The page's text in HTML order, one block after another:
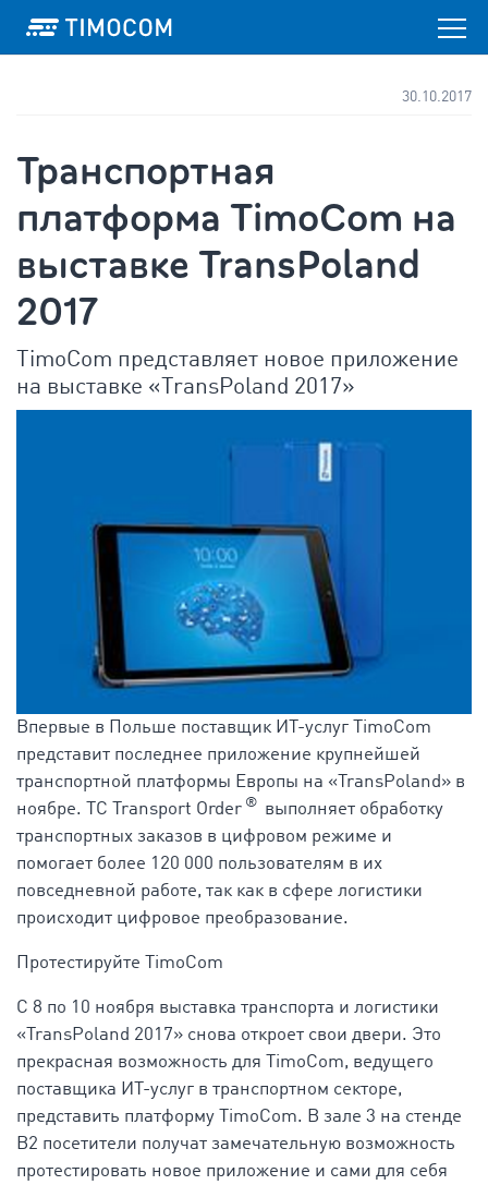
30.10.2017
Транспортная
платформа TimoCom на
выставке TransPoland
2017
TimoCom представляет новое приложение
на выставке «TransPoland 2017»
Впервые в Польше поставщик ИТ-услуг TimoCom
представит последнее приложение крупнейшей
транспортной платформы Европы на «TransPoland» в
ноябре. TC Transport Order ®
выполняет обработку
транспортных заказов в цифровом режиме и
помогает более 120 000 пользователям в их
повседневной работе, так как в сфере логистики
происходит цифровое преобразование.
Протестируйте TimoCom
С 8 по 10 ноября выставка транспорта и логистики
«TransPoland 2017» снова откроет свои двери. Это
прекрасная возможность для TimoCom, ведущего
поставщика ИТ-услуг в транспортном секторе,
представить платформу TimoCom. В зале 3 на стенде
B2 посетители получат замечательную возможность
протестировать новое приложение и сами для себя